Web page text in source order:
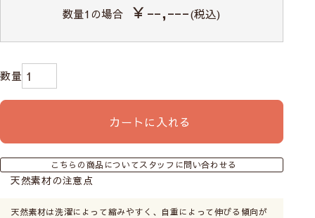
数量1の場合 ￥--,---(税込)
カートに入れる
こちらの商品についてスタッフに問い合わせる
天然素材の注意点
天然素材は洗濯によって縮みやすく、自重によって伸びる傾向が